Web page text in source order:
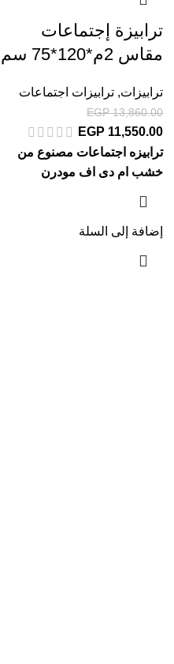
ترابيزة إجتماعات
مقاس 2م*120*75 سم
ترابيزات, ترابيزات اجتماعات
EGP13,860.00
EGP 11,550.00
ترابيزه اجتماعات مصنوع من
خشب ام دى اف مودرن
إضافة إلى السلة